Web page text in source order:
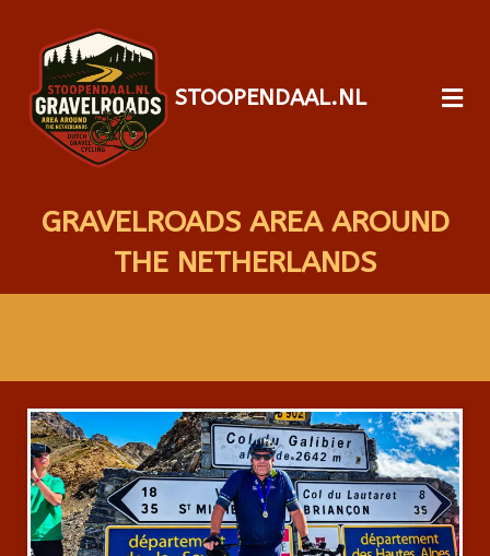
STOOPENDAAL.NL
GRAVELROADS AREA AROUND
THE NETHERLANDS